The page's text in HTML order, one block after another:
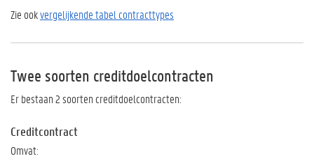
Zie ookvergelijkende tabel contracttypes
Twee soorten creditdoelcontracten
Er bestaan 2 soorten creditdoelcontracten:
Creditcontract
Omvat: